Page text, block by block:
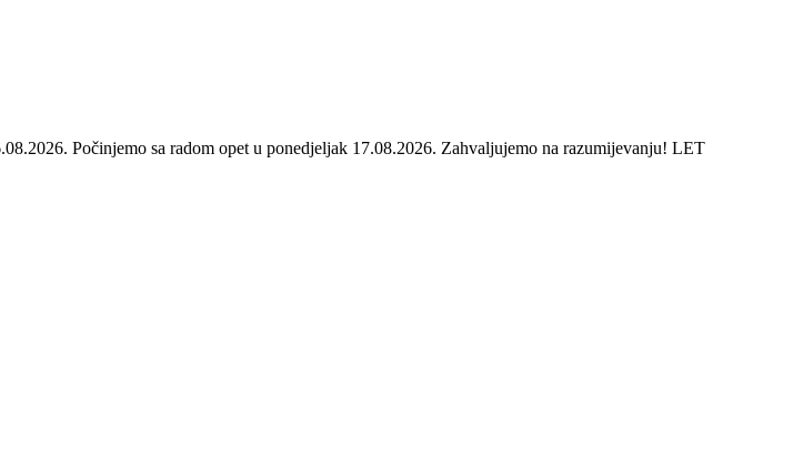
Počinjemo sa radom opet u ponedjeljak 17.08.2026. Zahvaljujemo na razumijevanju! LET